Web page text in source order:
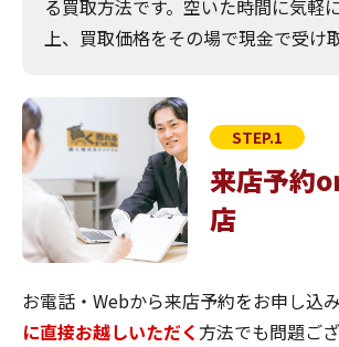
る買取方法です。空いた時間に気軽
上、買取価格をその場で現金で受け
STEP.1
来店予約
店
お電話・Webから来店予約をお申し込
に直接お越しいただく 方法でも問題ご